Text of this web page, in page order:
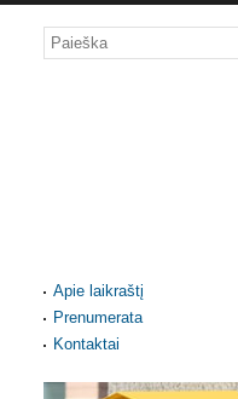
Apie laikraštį
Prenumerata
Kontaktai